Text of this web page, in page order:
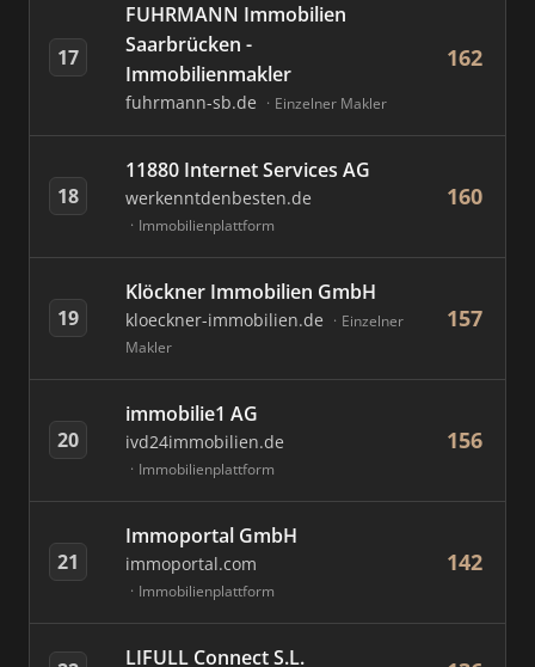
17
FUHRMANN Immobilien
Saarbrücken -
Immobilienmakler
fuhrmann-sb.de Einzelner Makler
162
18
11880 Internet Services AG
werkenntdenbesten.de
Immobilienplattform
160
19
Klöckner Immobilien GmbH
kloeckner-immobilien.de
Einzelner
Makler
157
20
immobilie1 AG
ivd24immobilien.de
Immobilienplattform
156
21
Immoportal GmbH
immoportal.com
Immobilienplattform
142
LIFULL Connect S.L.